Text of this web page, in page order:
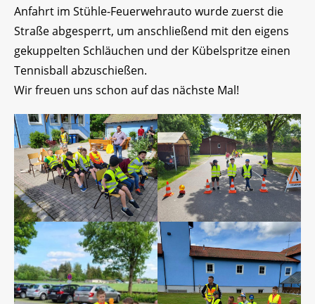
Anfahrt im Stühle-Feuerwehrauto wurde zuerst die
Straße abgesperrt, um anschließend mit den eigens
gekuppelten Schläuchen und der Kübelspritze einen
Tennisball abzuschießen.
Wir freuen uns schon auf das nächste Mal!